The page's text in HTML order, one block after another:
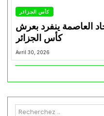
كأس الجزائر
العاصمة ينفرد بعرش
كأس الجزائر
Avril 30, 2026